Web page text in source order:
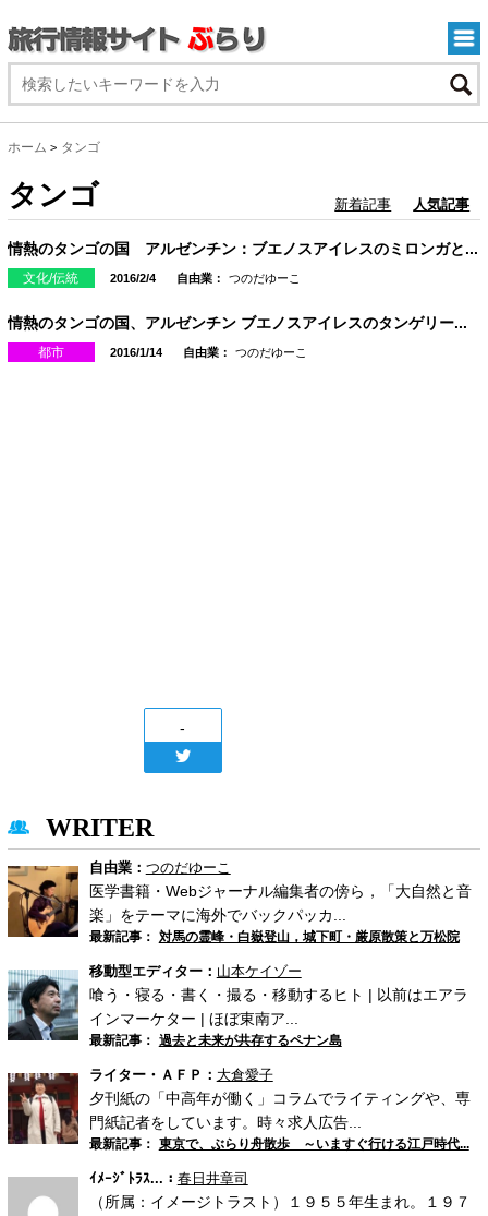
ホーム > タンゴ
タンゴ 人気記事
新着記事
情熱のタンゴの国 アルゼンチン：ブエノスアイレスのミロンガと...
文化/伝統 2016/2/4 自由業： つのだゆーこ
情熱のタンゴの国、アルゼンチン ブエノスアイレスのタンゲリー...
都市 2016/1/14 自由業： つのだゆーこ
-
WRITER
自由業： つのだゆーこ
医学書籍・Webジャーナル編集者の傍ら，「大自然と音
楽」をテーマに海外でバックパッカ...
最新記事： 対馬の霊峰・白嶽登山，城下町・厳原散策と万松院
移動型エディター： 山本ケイゾー
喰う・寝る・書く・撮る・移動するヒト | 以前はエアラ
インマーケター | ほぼ東南ア...
最新記事： 過去と未来が共存するペナン島
ライター・ＡＦＰ： 大倉愛子
夕刊紙の「中高年が働く」コラムでライティングや、専
門紙記者をしています。時々求人広告...
最新記事： 東京で、ぶらり舟散歩 ～いますぐ行ける江戸時代...
ｲﾒｰｼﾞﾄﾗｽ...： 春日井章司
（所属：イメージトラスト）１９５５年生まれ。１９７